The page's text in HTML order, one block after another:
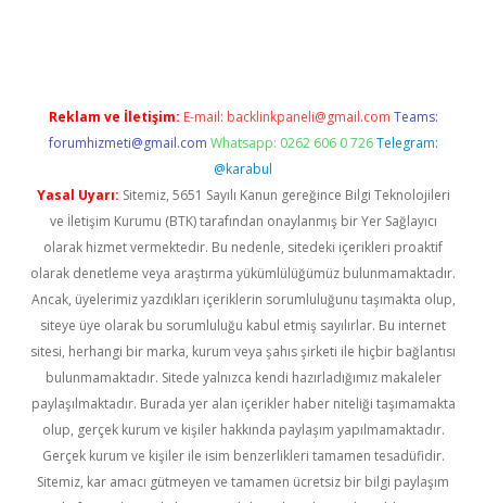
Reklam ve İletişim: E-mail: backlinkpaneli@gmail.com Teams:
forumhizmeti@gmail.com Whatsapp: 0262 606 0 726 Telegram:
@karabul
Yasal Uyarı: Sitemiz, 5651 Sayılı Kanun gereğince Bilgi Teknolojileri
ve İletişim Kurumu (BTK) tarafından onaylanmış bir Yer Sağlayıcı
olarak hizmet vermektedir. Bu nedenle, sitedeki içerikleri proaktif
olarak denetleme veya araştırma yükümlülüğümüz bulunmamaktadır.
Ancak, üyelerimiz yazdıkları içeriklerin sorumluluğunu taşımakta olup,
siteye üye olarak bu sorumluluğu kabul etmiş sayılırlar. Bu internet
sitesi, herhangi bir marka, kurum veya şahıs şirketi ile hiçbir bağlantısı
bulunmamaktadır. Sitede yalnızca kendi hazırladığımız makaleler
paylaşılmaktadır. Burada yer alan içerikler haber niteliği taşımamakta
olup, gerçek kurum ve kişiler hakkında paylaşım yapılmamaktadır.
Gerçek kurum ve kişiler ile isim benzerlikleri tamamen tesadüfidir.
Sitemiz, kar amacı gütmeyen ve tamamen ücretsiz bir bilgi paylaşım